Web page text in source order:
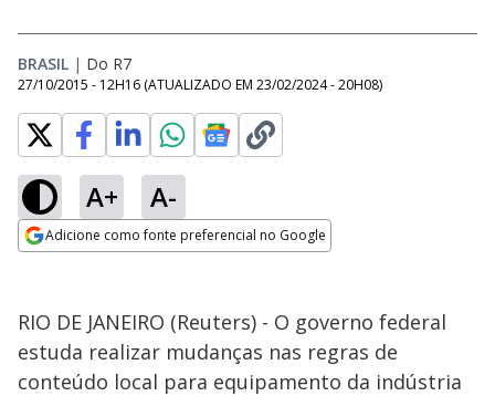
BRASIL | Do R7
27/10/2015 - 12H16 (ATUALIZADO EM 23/02/2024 - 20H08)
A+ A-
Adicione como fonte preferencial no Google
RIO DE JANEIRO (Reuters) - O governo federal
estuda realizar mudanças nas regras de
conteúdo local para equipamento da indústria